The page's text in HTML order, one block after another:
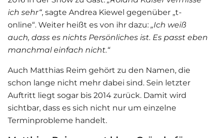
ich sehr“, sagte Andrea Kiewel gegenüber „t-
online“. Weiter heißt es von ihr dazu: „Ich weiß
auch, dass es nichts Persönliches ist. Es passt eben
manchmal einfach nicht.“
Auch Matthias Reim gehört zu den Namen, die
schon lange nicht mehr dabei sind. Sein letzter
Auftritt liegt sogar bis 2014 zurück. Damit wird
sichtbar, dass es sich nicht nur um einzelne
Terminprobleme handelt.